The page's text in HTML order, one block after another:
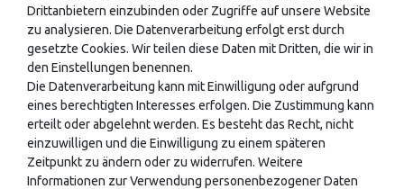
Drittanbietern einzubinden oder Zugriffe auf unsere Website
zu analysieren. Die Datenverarbeitung erfolgt erst durch
gesetzte Cookies. Wir teilen diese Daten mit Dritten, die wir in
den Einstellungen benennen.
Die Datenverarbeitung kann mit Einwilligung oder aufgrund
eines berechtigten Interesses erfolgen. Die Zustimmung kann
erteilt oder abgelehnt werden. Es besteht das Recht, nicht
einzuwilligen und die Einwilligung zu einem späteren
Zeitpunkt zu ändern oder zu widerrufen. Weitere
Informationen zur Verwendung personenbezogener Daten